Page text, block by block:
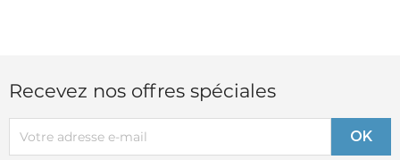
Recevez nos offres spéciales